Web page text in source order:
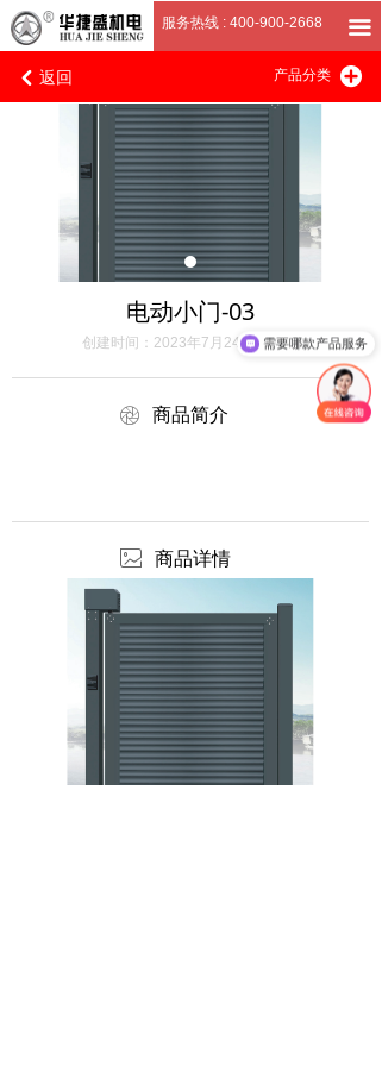
낒 返回 产品分类 끴
服务热线 : 400-900-2668 끀
首页
关于我们
客户案例
招商加盟
电动小门-03
商品简介
创建时间： 2023年7月24日 16:09
商品详情
ꁵ
ꂈ
需要哪款产品服务